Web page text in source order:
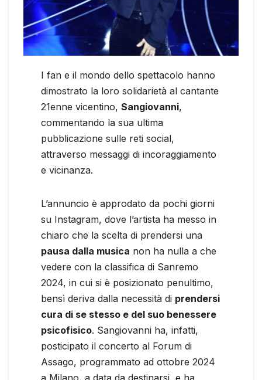
I fan e il mondo dello spettacolo hanno
dimostrato la loro solidarietà al cantante
21enne vicentino, Sangiovanni,
commentando la sua ultima
pubblicazione sulle reti social,
attraverso messaggi di incoraggiamento
e vicinanza.
L’annuncio è approdato da pochi giorni
su Instagram, dove l’artista ha messo in
chiaro che la scelta di prendersi una
pausa dalla musica non ha nulla a che
vedere con la classifica di Sanremo
2024, in cui si è posizionato penultimo,
bensì deriva dalla necessità di prendersi
cura di se stesso e del suo benessere
psicofisico. Sangiovanni ha, infatti,
posticipato il concerto al Forum di
Assago, programmato ad ottobre 2024
a Milano, a data da destinarsi, e ha